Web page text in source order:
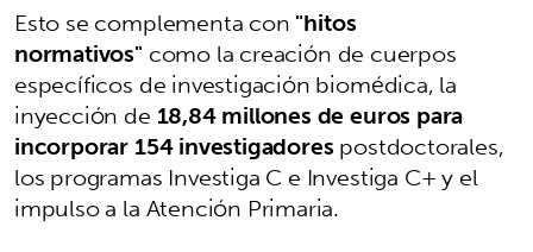
Esto se complementa con"hitos
normativos" como la creación de cuerpos
específicos de investigación biomédica, la
inyección de 18,84 millones de euros para
incorporar 154 investigadorespostdoctorales,
los programas Investiga C e Investiga C+ y el
impulso a la Atención Primaria.